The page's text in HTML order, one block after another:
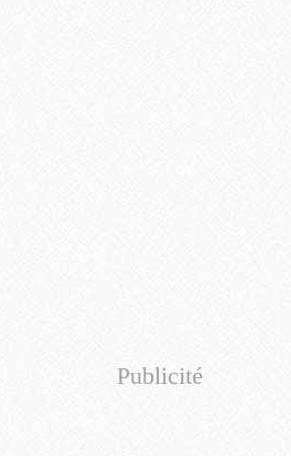
Publicité